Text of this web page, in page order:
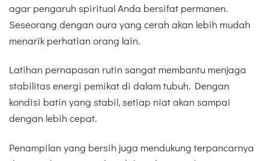
agar pengaruh spiritual Anda bersifat permanen.
Seseorang dengan aura yang cerah akan lebih mudah
menarik perhatian orang lain.
Latihan pernapasan rutin sangat membantu menjaga
stabilitas energi pemikat di dalam tubuh. Dengan
kondisi batin yang stabil, setiap niat akan sampai
dengan lebih cepat.
Penampilan yang bersih juga mendukung terpancarnya